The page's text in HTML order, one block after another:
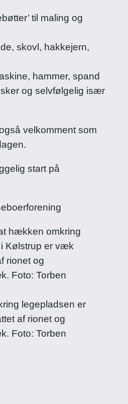
til maling og
skovl, hakkejern,
hammer, spand
og selvfølgelig især
velkomment som
start på
legepladsen er
af rionet og
Foto: Torben